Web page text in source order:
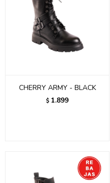
CHERRY ARMY - BLACK
$ 1.899